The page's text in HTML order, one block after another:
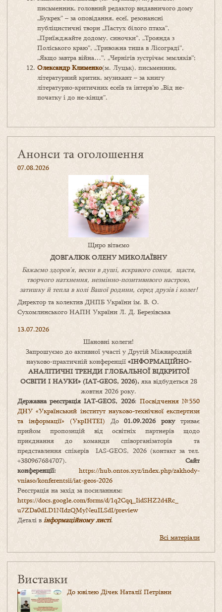
письменник, головний редактор видавничого дому
„Букрек” – за оповідання, есеї, резонансні
публіцистичні твори „Пастух білого птаха”,
„Приїжджайте додому, синочки”, „Троянда з
Поліського краю”, „Тривожна тиша в Лісограді”,
„Якщо завтра війна…”, „Чернігів зустрічає земляків”;
Олександр Клименко(м. Луцьк), письменник,
літературний критик, музикант – за книгу
літературно-критичних есеїв та інтерв’ю „Від не-
початку і до не-кінця”.
Анонси та оголошення
07.08.2026
Щиро вітаємо
ДОВГАЛЮК ОЛЕНУ МИКОЛАЇВНУ
Бажаємо здоров’я, весни в душі, яскравого сонця, щастя,
творчого натхнення, незмінно-позитивнвого настрою,
затишкуйтепла в коліВашоїродини, серед друзів і колег!
Директор та колектив ДНПБ України ім. В. О.
Сухомлинського НАПН України Л. Д. Березівська
13.07.2026
Шановні колеги!
Запрошуємо до активної участі у Другій Міжнародній
науково-практичній конференції «ІНФОРМАЦІЙНО-
АНАЛІТИЧНІ ТРЕНДИ ГЛОБАЛЬНОЇ ВІДКРИТОЇ
ОСВІТИ І НАУКИ» (IAT-GEOS, 2026),яка відбудеться 28
жовтня 2026 року.
Державна реєстрація IAT-GEOS, 2026: Посвідчення №550
ДНУ «Український інститут науково-технічної експертизи
та інформації» (УкрІНТЕІ) До01.09.2026 рокутриває
прийом пропозицій від освітніх партнерів щодо
приєднання до команди співорганізаторів та
представлення спікерів IAS-GEOS, 2026 (контакт за тел.
+380967684707). Сайт
конференції: https://hub.ontos.xyz/index.php/zakhody-
vniaso/konferentsii/iat-geos-2026
Реєстрація на захід за посиланням:
https://docs.google.com/forms/d/1q2Cqq_IidSHZ2d4Rc_
u7ZDa0dLD1NIdzQMyNeuILSdI/preview
Деталі в інформаційному листі.
Всі матеріали
Виставки
До ювілею Дічек Наталії Петрівни